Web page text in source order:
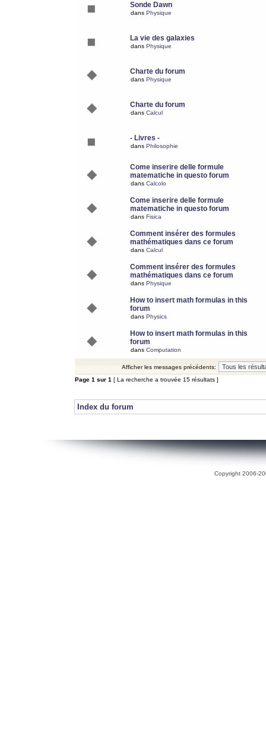
Sonde Dawn
dans Physique
La vie des galaxies
dans Physique
Charte du forum
dans Physique
Charte du forum
dans Calcul
- Livres -
dans Philosophie
Come inserire delle formule
matematiche in questo forum
dans Calcolo
Come inserire delle formule
matematiche in questo forum
dans Fisica
Comment insérer des formules
mathématiques dans ce forum
dans Calcul
Comment insérer des formules
mathématiques dans ce forum
dans Physique
How to insert math formulas in this
forum
dans Physics
How to insert math formulas in this
forum
dans Computation
Afficher les messages précédents:
Page 1 sur 1 [ La recherche a trouvée 15 résultats ]
Index du forum
Copyright 2006-